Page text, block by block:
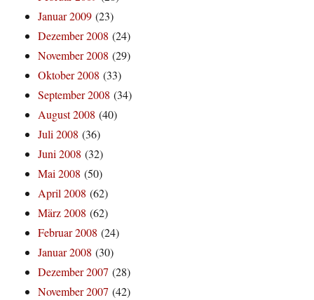
Januar 2009 (23)
Dezember 2008 (24)
November 2008 (29)
Oktober 2008 (33)
September 2008 (34)
August 2008 (40)
Juli 2008 (36)
Juni 2008 (32)
Mai 2008 (50)
April 2008 (62)
März 2008 (62)
Februar 2008 (24)
Januar 2008 (30)
Dezember 2007 (28)
November 2007 (42)